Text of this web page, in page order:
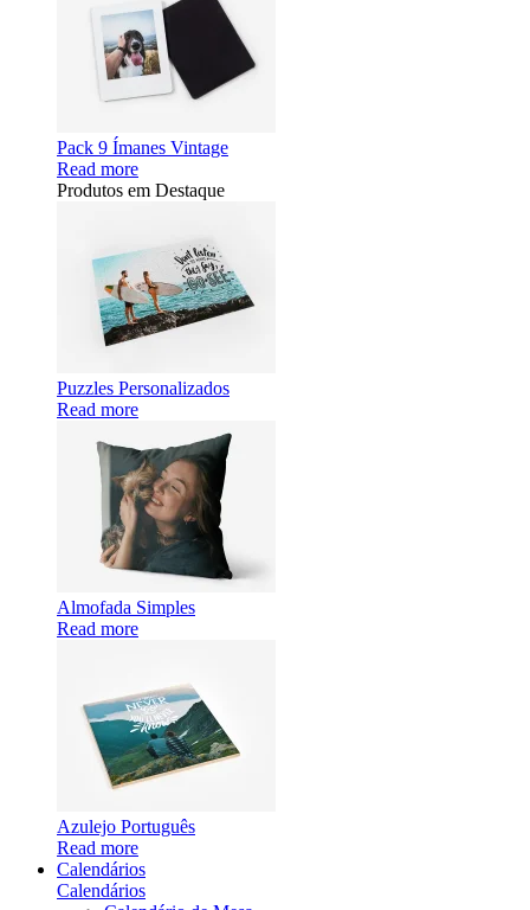
Pack 9 Ímanes Vintage
Read more
Produtos em Destaque
Puzzles Personalizados
Read more
Almofada Simples
Read more
Azulejo Português
Read more
Calendários
Calendários